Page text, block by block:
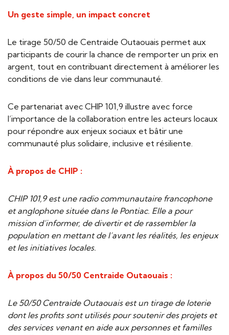
Un geste simple, un impact concret
Le tirage 50/50 de Centraide Outaouais permet aux
participants de courir la chance de remporter un prix en
argent, tout en contribuant directement à améliorer les
conditions de vie dans leur communauté.
Ce partenariat avec CHIP 101,9 illustre avec force
l’importance de la collaboration entre les acteurs locaux
pour répondre aux enjeux sociaux et bâtir une
communauté plus solidaire, inclusive et résiliente.
À propos de CHIP :
CHIP 101,9 est une radio communautaire francophone
et anglophone située dans le Pontiac. Elle a pour
mission d’informer, de divertir et de rassembler la
population en mettant de l’avant les réalités, les enjeux
et les initiatives locales.
À propos du 50/50 Centraide Outaouais :
Le 50/50 Centraide Outaouais est un tirage de loterie
dont les profits sont utilisés pour soutenir des projets et
des services venant en aide aux personnes et familles